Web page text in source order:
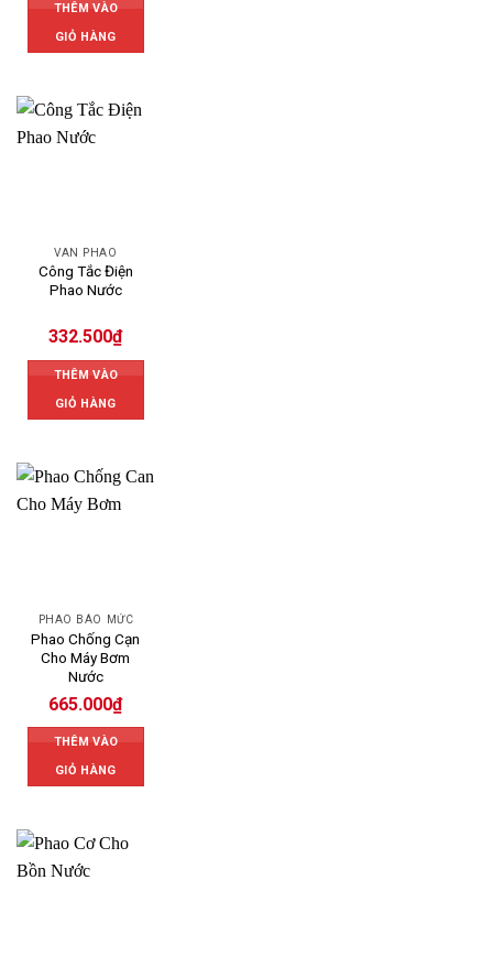
THÊM VÀO
GIỎ HÀNG
VAN PHAO
Công Tắc Điện
Phao Nước
332.500₫
THÊM VÀO
GIỎ HÀNG
PHAO BÁO MỨC
Phao Chống Cạn
Cho Máy Bơm
Nước
665.000₫
THÊM VÀO
GIỎ HÀNG